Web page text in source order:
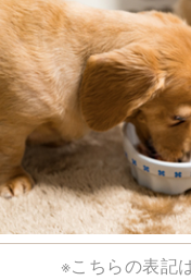
※こちらの表記